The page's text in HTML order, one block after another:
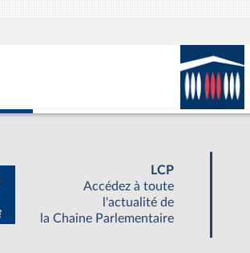
LCP
Accédez à toute
l'actualité de
la Chaine Parlementaire